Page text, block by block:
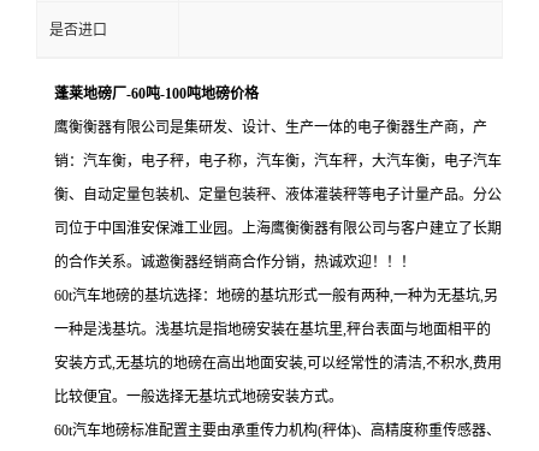
是否进口
蓬莱地磅厂-60吨-100吨地磅价格
鹰衡衡器有限公司是集研发、设计、生产一体的电子衡器生产商，产
销：汽车衡，电子秤，电子称，汽车衡，汽车秤，大汽车衡，电子汽车
衡、自动定量包装机、定量包装秤、液体灌装秤等电子计量产品。分公
司位于中国淮安保滩工业园。上海鹰衡衡器有限公司与客户建立了长期
的合作关系。诚邀衡器经销商合作分销，热诚欢迎！！！
60t汽车地磅的基坑选择：地磅的基坑形式一般有两种,一种为无基坑,另
一种是浅基坑。浅基坑是指地磅安装在基坑里,秤台表面与地面相平的
安装方式,无基坑的地磅在高出地面安装,可以经常性的清洁,不积水,费用
比较便宜。一般选择无基坑式地磅安装方式。
60t汽车地磅标准配置主要由承重传力机构(秤体)、高精度称重传感器、